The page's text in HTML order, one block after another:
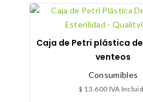
Caja de Petri plástica
venteos
Consumibles
$ 13.600 IVA